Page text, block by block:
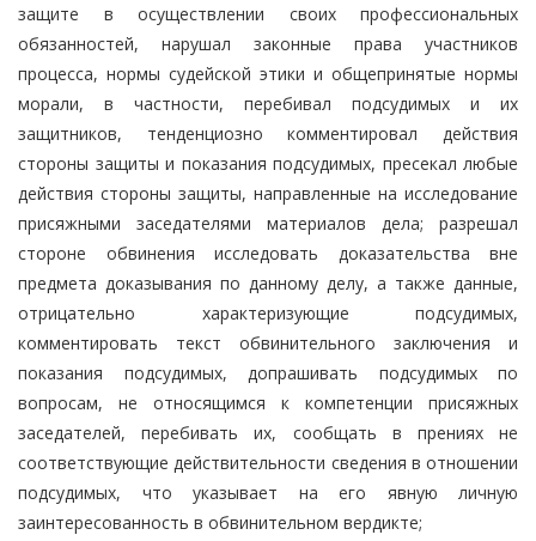
защите в осуществлении своих профессиональных
обязанностей, нарушал законные права участников
процесса, нормы судейской этики и общепринятые нормы
морали, в частности, перебивал подсудимых и их
защитников, тенденциозно комментировал действия
стороны защиты и показания подсудимых, пресекал любые
действия стороны защиты, направленные на исследование
присяжными заседателями материалов дела; разрешал
стороне обвинения исследовать доказательства вне
предмета доказывания по данному делу, а также данные,
отрицательно характеризующие подсудимых,
комментировать текст обвинительного заключения и
показания подсудимых, допрашивать подсудимых по
вопросам, не относящимся к компетенции присяжных
заседателей, перебивать их, сообщать в прениях не
соответствующие действительности сведения в отношении
подсудимых, что указывает на его явную личную
заинтересованность в обвинительном вердикте;